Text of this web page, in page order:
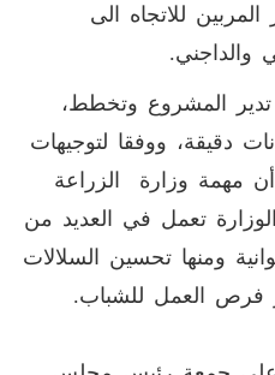
للاتجاه الى
والداجني.
المشروع وتخطط،
دقيقة، ووفقا لتوجيهات
أن مهمة وزارة الزراعة
الوزارة تعمل في العديد من
ومنها تحسين السلالات
فرص العمل للشباب.